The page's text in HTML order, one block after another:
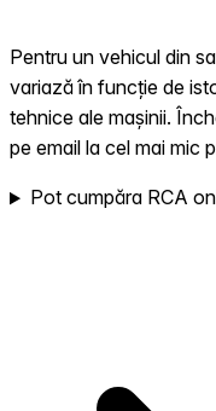
Pentru un vehicul din
variază în funcție de
tehnice ale mașinii.
pe email la cel mai mic
Pot cumpăra RCA